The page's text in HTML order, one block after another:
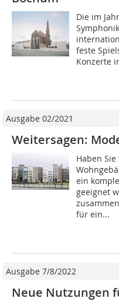
Die im
feste
Konzerte
Ausgabe 02/2021
Weitersagen:
Haben
ein
geeignet
für ein...
Ausgabe 7/8/2022
Neue Nutzungen